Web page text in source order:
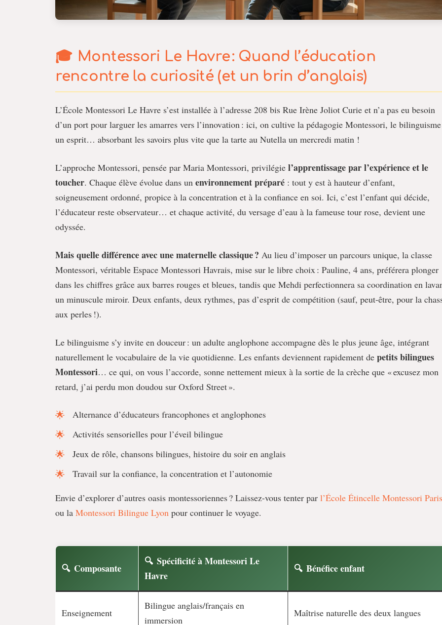
Montessori Le Havre : Quand l’éducation
rencontre la curiosité (et un brin d’anglais)
L’École Montessori Le Havre s’est installée à l’adresse 208 bis Rue Irène Joliot Curie et n’a pas eu besoin
d’un port pour larguer les amarres vers l’innovation : ici, on cultive la pédagogie Montessori, le
un esprit… absorbant les savoirs plus vite que la tarte au Nutella un mercredi matin !
L’approche Montessori, pensée par Maria Montessori, privilégie l’apprentissage par l’expérience et le
toucher. Chaque élève évolue dans un environnement préparé : tout y est à hauteur d’enfant,
soigneusement ordonné, propice à la concentration et à la confiance en soi. Ici, c’est l’enfant qui décide,
l’éducateur reste observateur… et chaque activité, du versage d’eau à la fameuse tour rose, devient une
odyssée.
Mais quelle différence avec une maternelle classique ? Au lieu d’imposer un parcours unique, la classe
Montessori, véritable Espace Montessori Havrais, mise sur le libre choix : Pauline, 4 ans, préférera plonger
dans les chiffres grâce aux barres rouges et bleues, tandis que Mehdi perfectionnera sa coordination en
un minuscule miroir. Deux enfants, deux rythmes, pas d’esprit de compétition (sauf, peut-être, pour la
aux perles !).
Le bilinguisme s’y invite en douceur : un adulte anglophone accompagne dès le plus jeune âge, intégrant
naturellement le vocabulaire de la vie quotidienne. Les enfants deviennent rapidement de petits bilingues
Montessori… ce qui, on vous l’accorde, sonne nettement mieux à la sortie de la crèche que « excusez mon
retard, j’ai perdu mon doudou sur Oxford Street ».
Alternance d’éducateurs francophones et anglophones
Activités sensorielles pour l’éveil bilingue
Jeux de rôle, chansons bilingues, histoire du soir en anglais
Travail sur la confiance, la concentration et l’autonomie
Envie d’explorer d’autres oasis montessoriennes ? Laissez-vous tenter par l’École Étincelle Montessori Paris
ou la Montessori Bilingue Lyon pour continuer le voyage.
Composante
Spécificité à Montessori Le
Havre
Bénéfice enfant
Enseignement
Bilingue anglais/français en
immersion
Maîtrise naturelle des deux langues